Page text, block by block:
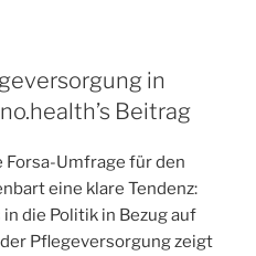
in
Beitrag
Umfrage für den
eine klare Tendenz:
die Politik in Bezug auf
Pflegeversorgung zeigt